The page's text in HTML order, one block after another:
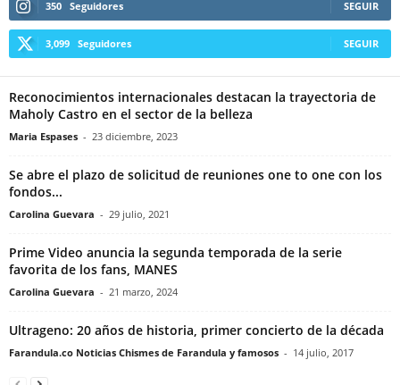
350 Seguidores SEGUIR
3,099 Seguidores SEGUIR
Reconocimientos internacionales destacan la trayectoria de
Maholy Castro en el sector de la belleza
Maria Espases - 23 diciembre, 2023
Se abre el plazo de solicitud de reuniones one to one con los
fondos...
Carolina Guevara - 29 julio, 2021
Prime Video anuncia la segunda temporada de la serie
favorita de los fans, MANES
Carolina Guevara - 21 marzo, 2024
Ultrageno: 20 años de historia, primer concierto de la década
Farandula.co Noticias Chismes de Farandula y famosos - 14 julio, 2017